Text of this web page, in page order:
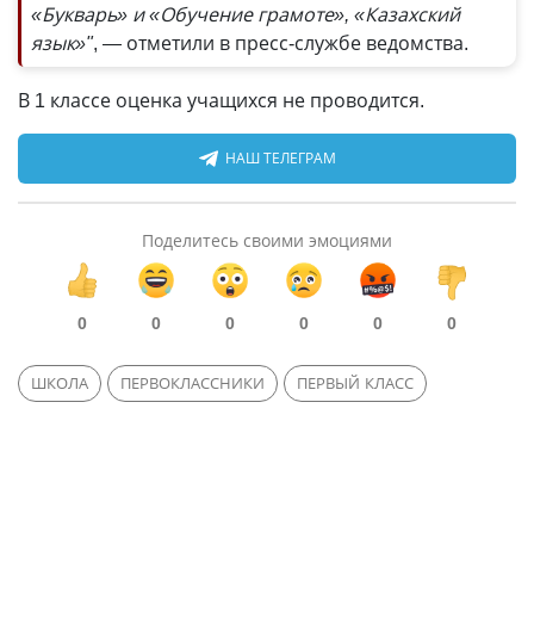
«Букварь» и «Обучение грамоте», «Казахский
язык»", — отметили в пресс-службе ведомства.
В 1 классе оценка учащихся не проводится.
НАШ ТЕЛЕГРАМ
Поделитесь своими эмоциями
0 0 0 0 0 0
ШКОЛА ПЕРВОКЛАССНИКИ ПЕРВЫЙ КЛАСС